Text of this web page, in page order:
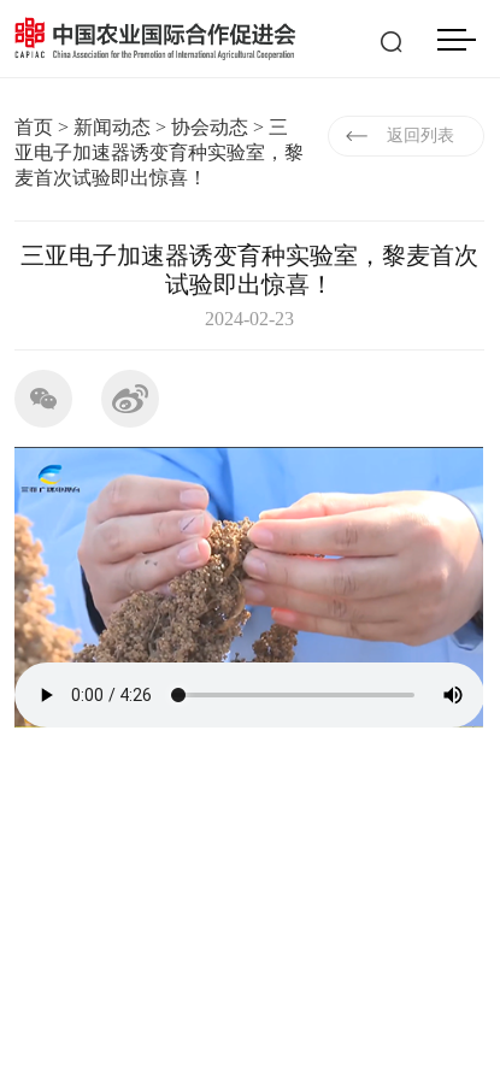
EN
首页 > 新闻动态 >协会动态 > 三
亚电子加速器诱变育种实验室，黎
麦首次试验即出惊喜！
返回列表
三亚电子加速器诱变育种实验室，黎麦首次
试验即出惊喜！
2024-02-23